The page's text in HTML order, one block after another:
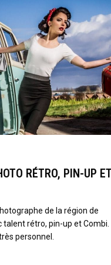
RÉTRO, PIN-UP
de la région de
rétro, pin-up et Combi.
personnel.